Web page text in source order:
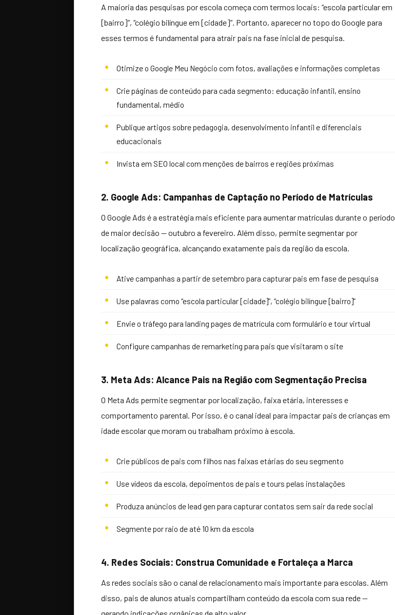
A maioria das pesquisas por escola começa com termos locais: “escola particular em
[bairro]”, “colégio bilíngue em [cidade]”. Portanto, aparecer no topo do Google para
esses termos é fundamental para atrair pais na fase inicial de pesquisa.
Otimize o Google Meu Negócio com fotos, avaliações e informações completas
Crie páginas de conteúdo para cada segmento: educação infantil, ensino
fundamental, médio
Publique artigos sobre pedagogia, desenvolvimento infantil e diferenciais
educacionais
Invista em SEO local com menções de bairros e regiões próximas
2. Google Ads: Campanhas de Captação no Período de Matrículas
O Google Ads é a estratégia mais eficiente para aumentar matrículas durante o período
de maior decisão — outubro a fevereiro. Além disso, permite segmentar por
localização geográfica, alcançando exatamente pais da região da escola.
Ative campanhas a partir de setembro para capturar pais em fase de pesquisa
Use palavras como “escola particular [cidade]”, “colégio bilíngue [bairro]”
Envie o tráfego para landing pages de matrícula com formulário e tour virtual
Configure campanhas de remarketing para pais que visitaram o site
3. Meta Ads: Alcance Pais na Região com Segmentação Precisa
O Meta Ads permite segmentar por localização, faixa etária, interesses e
comportamento parental. Por isso, é o canal ideal para impactar pais de crianças em
idade escolar que moram ou trabalham próximo à escola.
Crie públicos de pais com filhos nas faixas etárias do seu segmento
Use vídeos da escola, depoimentos de pais e tours pelas instalações
Produza anúncios de lead gen para capturar contatos sem sair da rede social
Segmente por raio de até 10 km da escola
4. Redes Sociais: Construa Comunidade e Fortaleça a Marca
As redes sociais são o canal de relacionamento mais importante para escolas. Além
disso, pais de alunos atuais compartilham conteúdo da escola com sua rede —
gerando indicações orgânicas de alto valor.